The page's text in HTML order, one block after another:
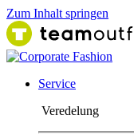
Zum Inhalt springen
Service
Ver​edelung